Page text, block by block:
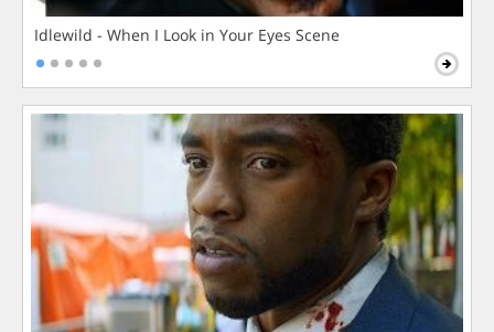
Idlewild - When I Look in Your Eyes Scene